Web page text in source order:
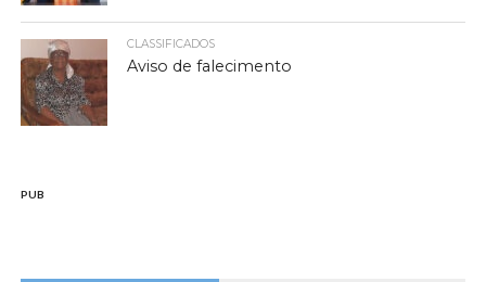
CLASSIFICADOS
Aviso de falecimento
PUB